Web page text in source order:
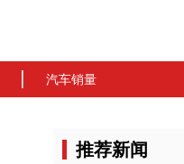
汽车销量
推荐新闻